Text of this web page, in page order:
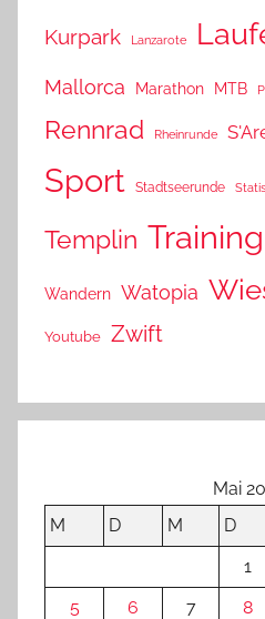
Kurpark Lanzarote
Mallorca Marathon MTB
Rennrad Rheinrunde
Sport Stadtseerunde
Templin Training
Wandern Watopia
Youtube Zwift
Mai
M
D M D
1
5
6 7 8